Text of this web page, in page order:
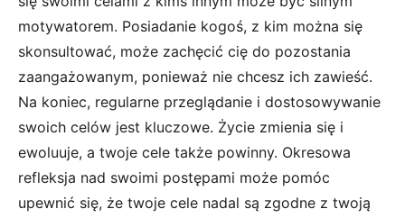
motywatorem. Posiadanie kogoś, z kim można się
skonsultować, może zachęcić cię do pozostania
zaangażowanym, ponieważ nie chcesz ich zawieść.
Na koniec, regularne przeglądanie i dostosowywanie
swoich celów jest kluczowe. Życie zmienia się i
ewoluuje, a twoje cele także powinny. Okresowa
refleksja nad swoimi postępami może pomóc
upewnić się, że twoje cele nadal są zgodne z twoją